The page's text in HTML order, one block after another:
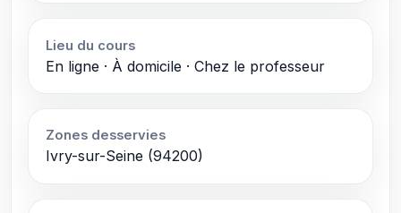
Lieu du cours
En ligne · À domicile · Chez le professeur
Zones desservies
Ivry-sur-Seine (94200)